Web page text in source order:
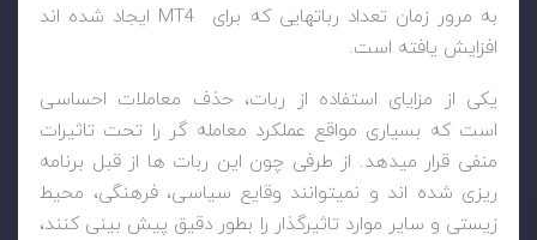
به مرور زمان تعداد رباتهایی که برای MT4 ایجاد شده اند
افزایش یافته است.
یکی از مزایای استفاده از ربات، حذف معاملات احساسی
است که بسیاری مواقع عملکرد معامله گر را تحت تاثیرات
منفی قرار میدهد. از طرفی چون این ربات ها از قبل برنامه
ریزی شده اند و نمیتوانند وقایع سیاسی، فرهنگی، محیط
زیستی و سایر موارد تاثیرگذار را بطور دقیق پیش بینی کنند،